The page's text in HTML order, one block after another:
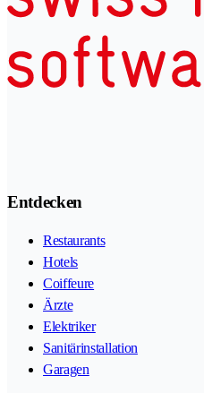
Entdecken
Restaurants
Hotels
Coiffeure
Ärzte
Elektriker
Sanitärinstallation
Garagen